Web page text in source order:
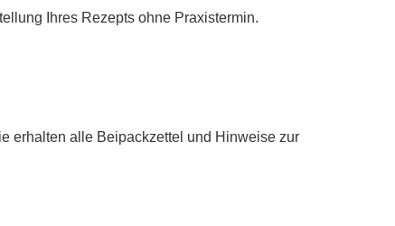
Ihres Rezepts ohne Praxistermin.
erhalten alle Beipack­zettel und Hinweise zur